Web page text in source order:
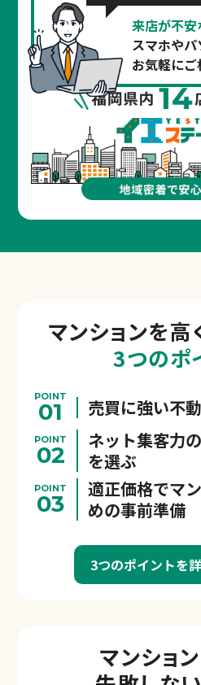
来店が不
スマホや
お気軽に
マンションを高
3つのポ
POINT
01 売買に強い不
POINT
02
ネット集客力
を選ぶ
POINT
03
適正価格でマ
めの事前準備
3つのポイントを
マンショ